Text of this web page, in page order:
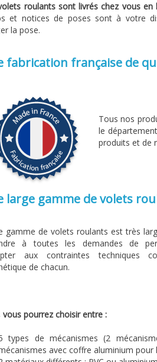
roulants sont livrés chez vous en
et notices de poses sont à votre
la pose.
fabrication française de
Tous nos
le
produits et de
large gamme de volets
gamme de volets roulants est très
à toutes les demandes de
aux contraintes techniques
de chacun.
vous pourrez choisir entre :
types de mécanismes (2
avec coffre aluminium pour